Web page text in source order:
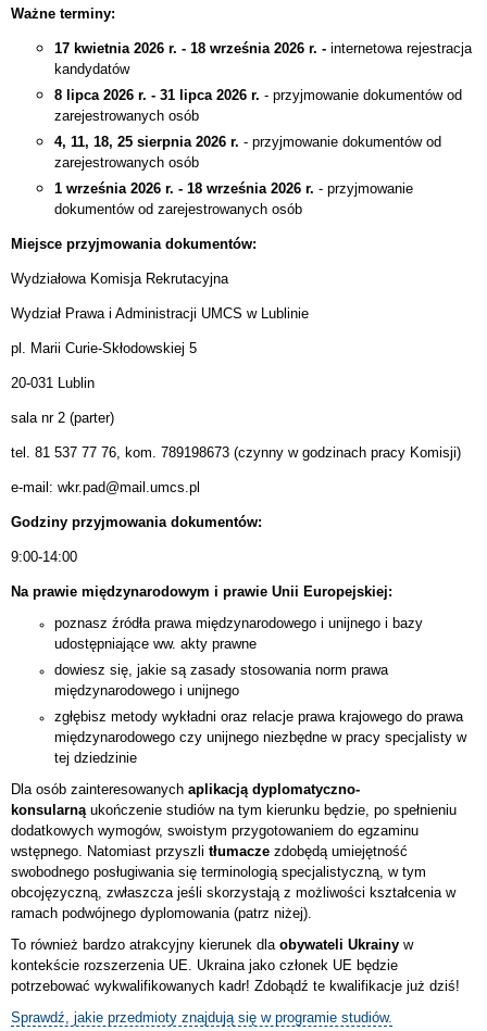
Ważne terminy:
17 kwietnia 2026 r. - 18 września 2026 r. - internetowa rejestracja
kandydatów
8 lipca 2026 r. - 31 lipca 2026 r. - przyjmowanie dokumentów od
zarejestrowanych osób
4, 11, 18, 25 sierpnia 2026 r. - przyjmowanie dokumentów od
zarejestrowanych osób
1 września 2026 r. - 18 września 2026 r. - przyjmowanie
dokumentów od zarejestrowanych osób
Miejsce przyjmowania dokumentów:
Wydziałowa Komisja Rekrutacyjna
Wydział Prawa i Administracji UMCS w Lublinie
pl. Marii Curie-Skłodowskiej 5
20-031 Lublin
sala nr 2 (parter)
tel. 81 537 77 76, kom. 789198673 (czynny w godzinach pracy Komisji)
e-mail: wkr.pad@mail.umcs.pl
Godziny przyjmowania dokumentów:
9:00-14:00
Na prawie międzynarodowym i prawie Unii Europejskiej:
poznasz źródła prawa międzynarodowego i unijnego i bazy
udostępniające ww. akty prawne
dowiesz się, jakie są zasady stosowania norm prawa
międzynarodowego i unijnego
zgłębisz metody wykładni oraz relacje prawa krajowego do prawa
międzynarodowego czy unijnego niezbędne w pracy specjalisty w
tej dziedzinie
Dla osób zainteresowanych aplikacją dyplomatyczno-
konsularnąukończenie studiów na tym kierunku będzie, po spełnieniu
dodatkowych wymogów, swoistym przygotowaniem do egzaminu
wstępnego. Natomiast przyszli tłumacze zdobędą umiejętność
swobodnego posługiwania się terminologią specjalistyczną, w tym
obcojęzyczną, zwłaszcza jeśli skorzystają z możliwości kształcenia w
ramach podwójnego dyplomowania (patrz niżej).
To również bardzo atrakcyjny kierunek dla obywateli Ukrainy w
kontekście rozszerzenia UE. Ukraina jako członek UE będzie
potrzebować wykwalifikowanych kadr! Zdobądź te kwalifikacje już dziś!
Sprawdź, jakie przedmioty znajdują się w programie studiów.